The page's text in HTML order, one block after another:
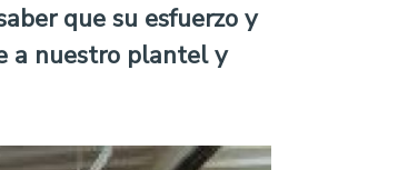
que su esfuerzo y
a nuestro plantel y